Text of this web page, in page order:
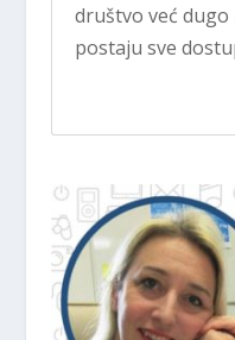
društvo već
postaju sve